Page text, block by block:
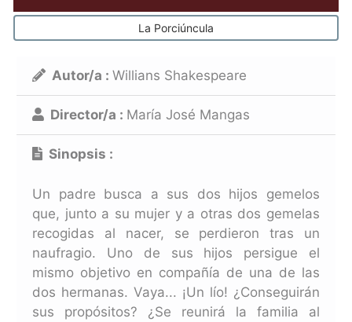
La Porciúncula
Autor/a : Willians Shakespeare
Director/a : María José Mangas
Sinopsis :
Un padre busca a sus dos hijos gemelos
que, junto a su mujer y a otras dos gemelas
recogidas al nacer, se perdieron tras un
naufragio. Uno de sus hijos persigue el
mismo objetivo en compañía de una de las
dos hermanas. Vaya... ¡Un lío! ¿Conseguirán
sus propósitos? ¿Se reunirá la familia al